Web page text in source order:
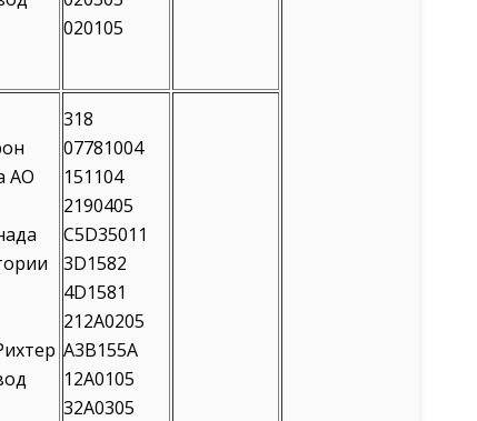
020105
АО
318
07781004
151104
2190405
С5D35011
3D1582
4D1581
212А0205
А3В155А
12А0105
32А0305